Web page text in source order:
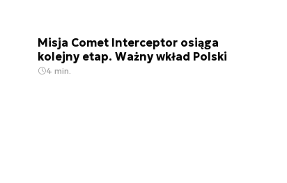
Misja Comet Interceptor osiąga
kolejny etap. Ważny wkład Polski
4 min.